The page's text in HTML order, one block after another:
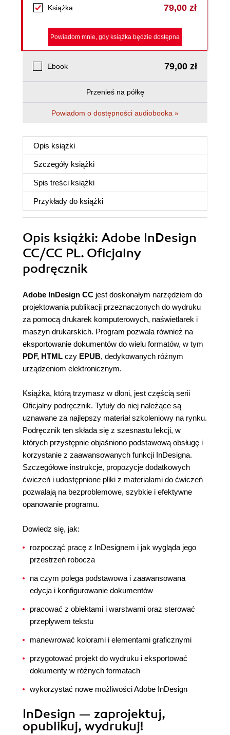
Książka 79,00 zł
Powiadom mnie, gdy książka będzie dostępna
Ebook 79,00 zł
Przenieś na półkę
Powiadom o dostępności audiobooka »
Opis książki
Szczegóły książki
Spis treści książki
Przykłady do książki
Opis książki: Adobe InDesign
CC/CC PL. Oficjalny
podręcznik
Adobe InDesign CC jest doskonałym narzędziem do
projektowania publikacji przeznaczonych do wydruku
za pomocą drukarek komputerowych, naświetlarek i
maszyn drukarskich. Program pozwala również na
eksportowanie dokumentów do wielu formatów, w tym
PDF, HTML czy EPUB, dedykowanych różnym
urządzeniom elektronicznym.
Książka, którą trzymasz w dłoni, jest częścią serii
Oficjalny podręcznik. Tytuły do niej należące są
uznawane za najlepszy materiał szkoleniowy na rynku.
Podręcznik ten składa się z szesnastu lekcji, w
których przystępnie objaśniono podstawową obsługę i
korzystanie z zaawansowanych funkcji InDesigna.
Szczegółowe instrukcje, propozycje dodatkowych
ćwiczeń i udostępnione pliki z materiałami do ćwiczeń
pozwalają na bezproblemowe, szybkie i efektywne
opanowanie programu.
Dowiedz się, jak:
rozpocząć pracę z InDesignem i jak wygląda jego
przestrzeń robocza
na czym polega podstawowa i zaawansowana
edycja i konfigurowanie dokumentów
pracować z obiektami i warstwami oraz sterować
przepływem tekstu
manewrować kolorami i elementami graficznymi
przygotować projekt do wydruku i eksportować
dokumenty w różnych formatach
wykorzystać nowe możliwości Adobe InDesign
InDesign — zaprojektuj,
opublikuj, wydrukuj!